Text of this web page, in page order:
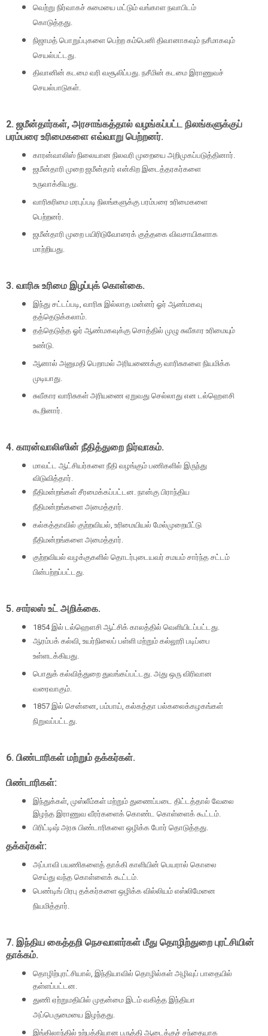
வெற்று நிர்வாகச் சுமையை மட்டும் வங்காள நவாபிடம்
கொடுத்தது.
நிஜாமத் பொறுப்புகளை பெற்ற கம்பெனி திவானாகவும் நசீமாகவும்
செயல்பட்டது.
திவானின் கடமை வரி வசூலிப்பது. நசீமின் கடமை இராணுவச்
செயல்பாடுகள்.
2. ஜமீன்தார்கள், அரசாங்கத்தால் வழங்கப்பட்ட நிலங்களுக்குப்
பரம்பரை உரிமைகளை எவ்வாறு பெற்றனர்.
காரன்வாலிஸ் நிலையான நிலவரி முறையை அறிமுகப்படுத்தினார்.
ஜமீன்தாரி முறை ஜமீன்தார் என்கிற இடைத்தரகர்களை
உருவாக்கியது.
வாரிசுரிமை மரபுப்படி நிலங்களுக்கு பரம்பரை உரிமைகளை
பெற்றனர்.
ஜமீன்தாரி முறை பயிரிடுவோரைக் குத்தகை விவசாயிகளாக
மாற்றியது.
3. வாரிசு உரிமை இழப்புக் கொள்கை.
இந்து சட்டப்படி, வாரிசு இல்லாத மன்னர் ஓர் ஆண்மகவு
தத்தெடுக்கலாம்.
தத்தெடுத்த ஓர் ஆண்மகவுக்கு சொத்தில் முழு சுவீகார உரிமையும்
உண்டு.
ஆனால் அனுமதி பெறாமல் அரியணைக்கு வாரிசுகளை நியமிக்க
முடியாது.
சுவீகார வாரிசுகள் அரியணை ஏறுவது செல்லாது என டல்ஹௌசி
கூறினார்.
4. காரன்வாலிஸின் நீதித்துறை நிர்வாகம்.
மாவட்ட ஆட்சியர்களை நீதி வழங்கும் பணிகளில் இருந்து
விடுவித்தார்.
நீதிமன்றங்கள் சீரமைக்கப்பட்டன. நான்கு பிராந்திய
நீதிமன்றங்களை அமைத்தார்.
கல்கத்தாவில் குற்றவியல் உரிமையியல் மேல்முறையீட்டு
நீதிமன்றங்களை அமைத்தார்.
குற்றவியல் வழக்குகளில் தொடர்புடையவர் சமயம் சார்ந்த சட்டம்
பின்பற்றப்பட்டது.
5. சார்லஸ் உட் அறிக்கை.
1854இல் டல்ஹௌசி ஆட்சிக் காலத்தில் வெளியிடப்பட்டது.
ஆரம்பக் கல்வி, உயர்நிலைப் பள்ளி மற்றும் கல்லூரி படிப்பை
உள்ளடக்கியது.
பொதுக் கல்வித்துறை துவங்கப்பட்டது. அது ஒரு விரிவான
வரைவாகும்.
1857 இல் சென்னை, பம்பாய், கல்கத்தா பல்கலைக்கழகங்கள்
நிறுவப்பட்டது.
6. பிண்டாரிகள் மற்றும் தக்கர்கள்.
பிண்டாரிகள்:
இந்துக்கள், முஸ்லீம்கள் மற்றும் துணைப்படை திட்டத்தால் வேலை
இழந்த இராணுவ வீரர்களைக் கொண்ட கொள்ளைக் கூட்டம்.
பிரிட்டிஷ் அரசு பிண்டாரிகளை ஒழிக்க போர் தொடுத்தது.
தக்கர்கள்:
அப்பாவி பயணிகளைத் தாக்கி காளியின் பெயரால் கொலை
செய்து வந்த கொள்ளைக் கூட்டம்.
பெண்டிங் பிரபு தக்கர்களை ஒழிக்க வில்லியம் எஸ்லிமேனை
நியமித்தார்.
7. இந்திய கைத்தறி நெசவாளர்கள் மீது தொழிற்துறை புரட்சியின்
தாக்கம்.
தொழிற்புரட்சியால், இந்தியாவில் தொழில்கள் அழிவுப் பாதையில்
தள்ளப்பட்டன.
துணி ஏற்றுமதியில் முதன்மை இடம் வகித்த இந்தியா
அப்பெருமையை இழந்தது.
இங்கிலாந்தில் உற்பத்தியான பருத்தி ஆடைக்குச் சந்தையாக